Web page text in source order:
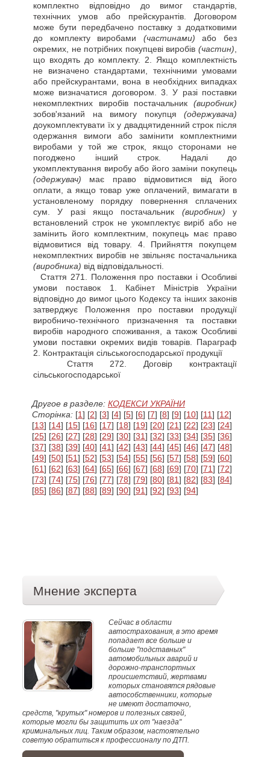
комплектно відповідно до вимог стандартів,
технічних умов або прейскурантів. Договором
може бути передбачено поставку з додатковими
до комплекту виробами (частинами) або без
окремих, не потрібних покупцеві виробів (частин)
що входять до комплекту. 2. Якщо комплектність
не визначено стандартами, технічними умовами
або прейскурантами, вона в необхідних випадках
може визначатися договором. 3. У разі поставки
некомплектних виробів постачальник (виробник)
зобов'язаний на вимогу покупця (одержувача)
доукомплектувати їх у двадцятиденний строк після
одержання вимоги або замінити комплектними
виробами у той же строк, якщо сторонами не
погоджено інший строк. Надалі до
укомплектування виробу або його заміни покупець
(одержувач) має право відмовитися від його
оплати, а якщо товар уже оплачений, вимагати в
установленому порядку повернення сплачених
сум. У разі якщо постачальник (виробник) у
встановлений строк не укомплектує виріб або не
замінить його комплектним, покупець має право
відмовитися від товару. 4. Прийняття покупцем
некомплектних виробів не звільняє постачальника
(виробника) від відповідальності.
Стаття 271. Положення про поставки і Особливі
умови поставок 1. Кабінет Міністрів України
відповідно до вимог цього Кодексу та інших законів
затверджує Положення про поставки продукції
виробничо-технічного призначення та поставки
виробів народного споживання, а також Особливі
умови поставки окремих видів товарів. Параграф
2. Контрактація сільськогосподарської продукції
Стаття 272. Договір контрактації
сільськогосподарської
Другое в разделе: КОДЕКСИ УКРАЇНИ
Сторінка: [1] [2] [3] [4] [5] [6] [7] [8] [9] [10] [11] [12]
[13] [14] [15] [16] [17] [18] [19] [20] [21] [22] [23] [24]
[25] [26] [27] [28] [29] [30] [31] [32] [33] [34] [35] [36]
[37] [38] [39] [40] [41] [42] [43] [44] [45] [46] [47] [48]
[49] [50] [51] [52] [53] [54] [55] [56] [57] [58] [59] [60]
[61] [62] [63] [64] [65] [66] [67] [68] [69] [70] [71] [72]
[73] [74] [75] [76] [77] [78] [79] [80] [81] [82] [83] [84]
[85] [86] [87] [88] [89] [90] [91] [92] [93] [94]
Мнение эксперта
Сейчас в области
автострахования, в это время
попадает все больше и
больше "подставных"
автомобильных аварий и
дорожно-транспортных
происшетствий, жертвами
которых становятся рядовые
автособственники, которые
не имеют достаточно,
средств, "крутых" номеров и полезных связей,
которые могли бы защитить их от "наезда"
криминальных лиц. Таким образом, настоятельно
советую обратиться к профессионалу по ДТП.